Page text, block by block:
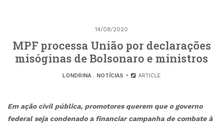
14/08/2020
MPF processa União por declarações
misóginas de Bolsonaro e ministros
LONDRINA. NOTÍCIAS ARTICLE
Em ação civil pública, promotores querem que o governo
federal seja condenado a financiar campanha de combate à